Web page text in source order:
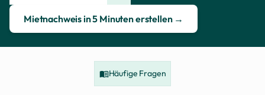
Mietnachweis in 5 Minuten erstellen →
Häufige Fragen